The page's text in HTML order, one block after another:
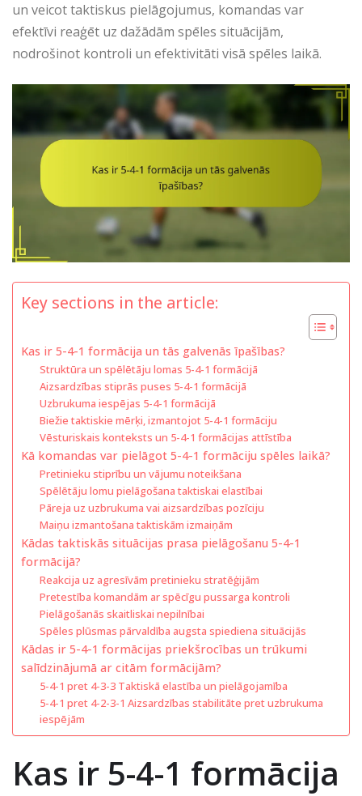
un veicot taktiskus pielāgojumus, komandas var
efektīvi reaģēt uz dažādām spēles situācijām,
nodrošinot kontroli un efektivitāti visā spēles laikā.
Key sections in the article:
Kas ir 5-4-1 formācija un tās galvenās īpašības?
Struktūra un spēlētāju lomas 5-4-1 formācijā
Aizsardzības stiprās puses 5-4-1 formācijā
Uzbrukuma iespējas 5-4-1 formācijā
Biežie taktiskie mērķi, izmantojot 5-4-1 formāciju
Vēsturiskais konteksts un 5-4-1 formācijas attīstība
Kā komandas var pielāgot 5-4-1 formāciju spēles laikā?
Pretinieku stiprību un vājumu noteikšana
Spēlētāju lomu pielāgošana taktiskai elastībai
Pāreja uz uzbrukuma vai aizsardzības pozīciju
Maiņu izmantošana taktiskām izmaiņām
Kādas taktiskās situācijas prasa pielāgošanu 5-4-1
formācijā?
Reakcija uz agresīvām pretinieku stratēģijām
Pretestība komandām ar spēcīgu pussarga kontroli
Pielāgošanās skaitliskai nepilnībai
Spēles plūsmas pārvaldība augsta spiediena situācijās
Kādas ir 5-4-1 formācijas priekšrocības un trūkumi
salīdzinājumā ar citām formācijām?
5-4-1 pret 4-3-3 Taktiskā elastība un pielāgojamība
5-4-1 pret 4-2-3-1 Aizsardzības stabilitāte pret uzbrukuma
iespējām
Kas ir 5-4-1 formācija